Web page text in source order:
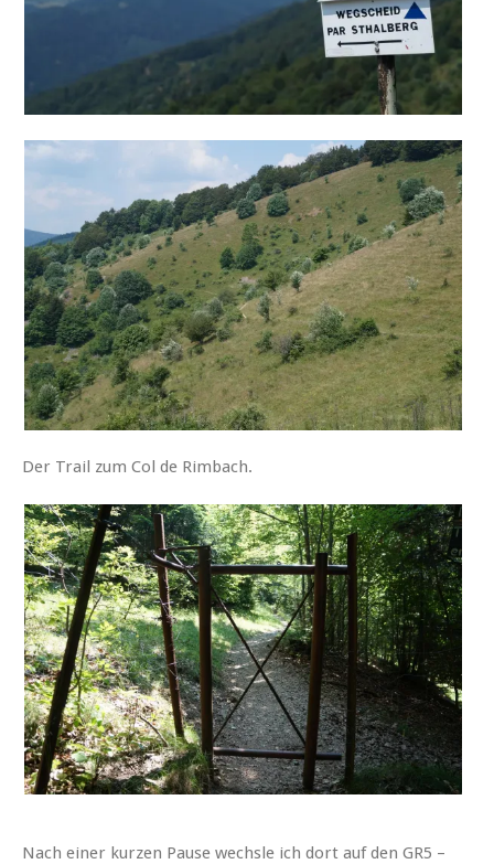
Der Trail zum Col de Rimbach.
Nach einer kurzen Pause wechsle ich dort auf den GR5 –